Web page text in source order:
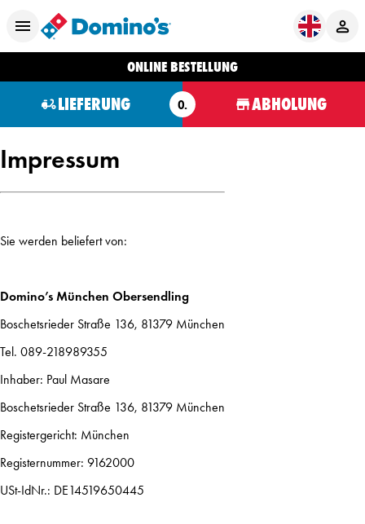
ONLINE BESTELLUNG
LIEFERUNG O. ABHOLUNG
Impressum
Sie werden beliefert von:
Domino’s München Obersendling
Boschetsrieder Straße 136, 81379 München
Tel. 089-218989355
Inhaber: Paul Masare
Boschetsrieder Straße 136, 81379 München
Registergericht: München
Registernummer: 9162000
USt-IdNr.: DE14519650445